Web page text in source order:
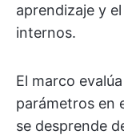
aprendizaje y
internos.
El marco
parámetros en
se desprende